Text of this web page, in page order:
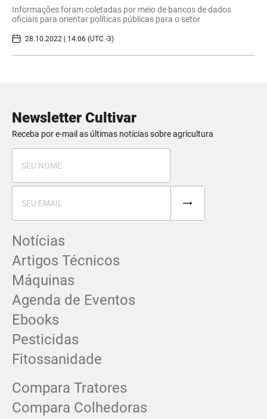
Informações foram coletadas por meio de bancos de dados
oficiais para orientar políticas públicas para o setor
28.10.2022 | 14:06 (UTC -3)
Newsletter Cultivar
Receba por e-mail as últimas notícias sobre agricultura
Notícias
Artigos Técnicos
Máquinas
Agenda de Eventos
Ebooks
Pesticidas
Fitossanidade
Compara Tratores
Compara Colhedoras